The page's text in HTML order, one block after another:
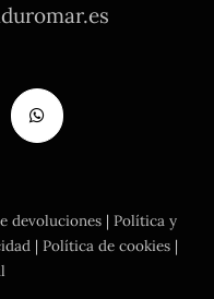
devoluciones | Política y
| Política de cookies |